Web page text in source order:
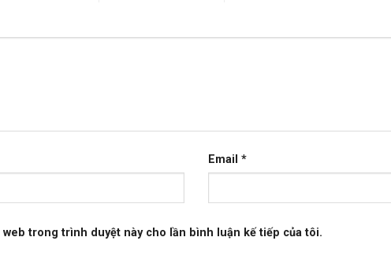
Email *
trong trình duyệt này cho lần bình luận kế tiếp của tôi.